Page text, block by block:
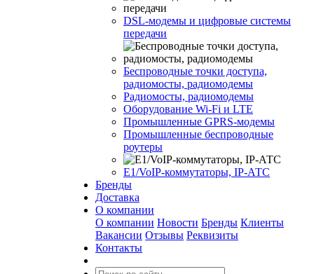
DSL-модемы и цифровые системы
передачи
Беспроводные точки доступа,
радиомосты, радиомодемы
Радиомосты, радиомодемы
Оборудование Wi-Fi и LTE
Промышленные GPRS-модемы
Промышленные беспроводные
роутеры
Е1/VoIP-коммутаторы, IP-АТС
Бренды
Доставка
О компании
О компании Новости Бренды Клиенты
Вакансии Отзывы Реквизиты
Контакты